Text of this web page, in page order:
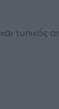
τυπικός